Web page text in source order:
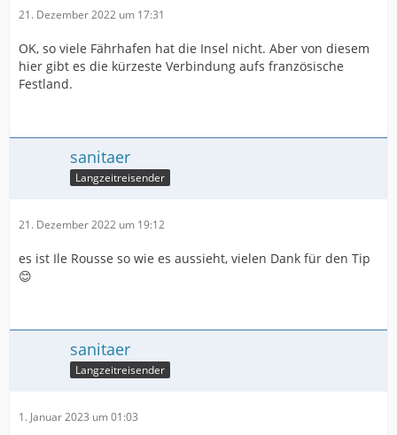
21. Dezember 2022 um 17:31
OK, so viele Fährhafen hat die Insel nicht. Aber von diesem
hier gibt es die kürzeste Verbindung aufs französische
Festland.
sanitaer
Langzeitreisender
21. Dezember 2022 um 19:12
es ist Ile Rousse so wie es aussieht, vielen Dank für den Tip
😊
sanitaer
Langzeitreisender
1. Januar 2023 um 01:03